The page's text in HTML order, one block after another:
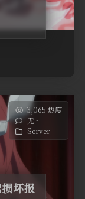
3,065 热度
无~
Server
坏报